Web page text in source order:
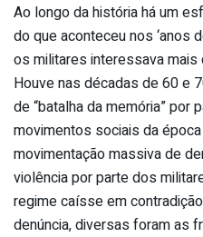
Ao longo da história há um
do que aconteceu nos ‘anos
os militares interessava mais
Houve nas décadas de 60 e
de “batalha da memória” por
movimentos sociais da
movimentação massiva de
violência por parte dos
regime caísse em
denúncia, diversas foram as